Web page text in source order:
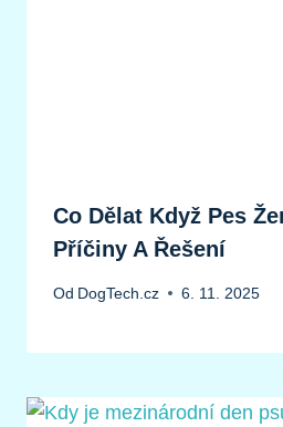
Co Dělat Když Pes
Příčiny A Řešení
Od DogTech.cz 6. 11. 2025